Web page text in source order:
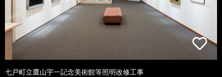
七戸町立鷹山宇一記念美術館等照明改修工事